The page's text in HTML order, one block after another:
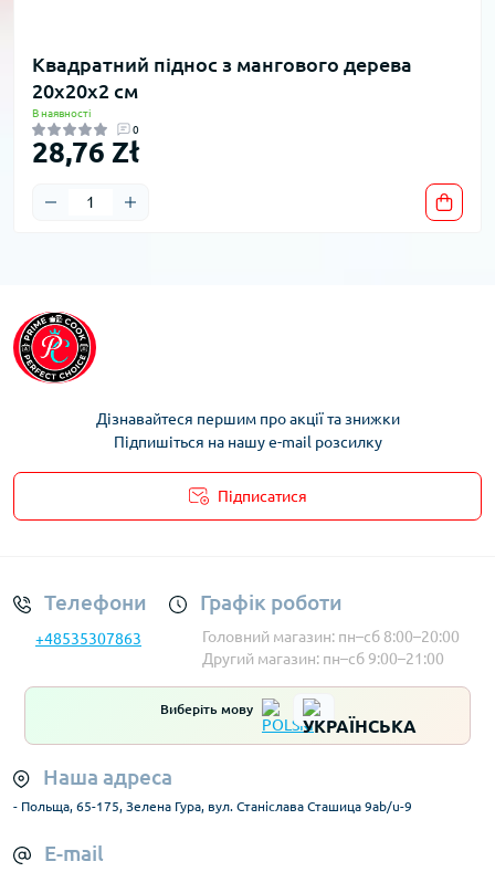
Квадратний піднос з мангового дерева
20x20x2 см
В наявності
0
28,76 Zł
Дізнавайтеся першим про акції та знижки
Підпишіться на нашу e-mail розсилку
Підписатися
Телефони
+48535307863
Графік роботи
Головний магазин: пн–сб 8:00–20:00
Другий магазин: пн–сб 9:00–21:00
Виберіть мову
Наша адреса
- Польща, 65-175, Зелена Гура, вул. Станіслава Сташица 9ab/u-9
E-mail